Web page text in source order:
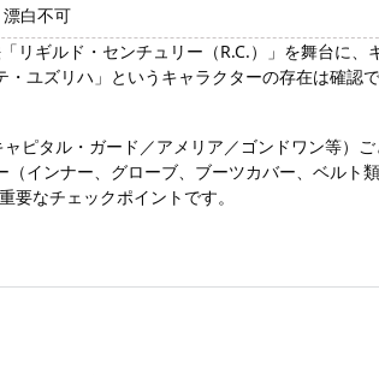
白不可
ギルド・センチュリー（R.C.）」を舞台に
ユズリハ」というキャラクターの存在は確認
ピタル・ガード／アメリア／ゴンドワン等
インナー、グローブ、ブーツカバー、ベル
なチェックポイントです。